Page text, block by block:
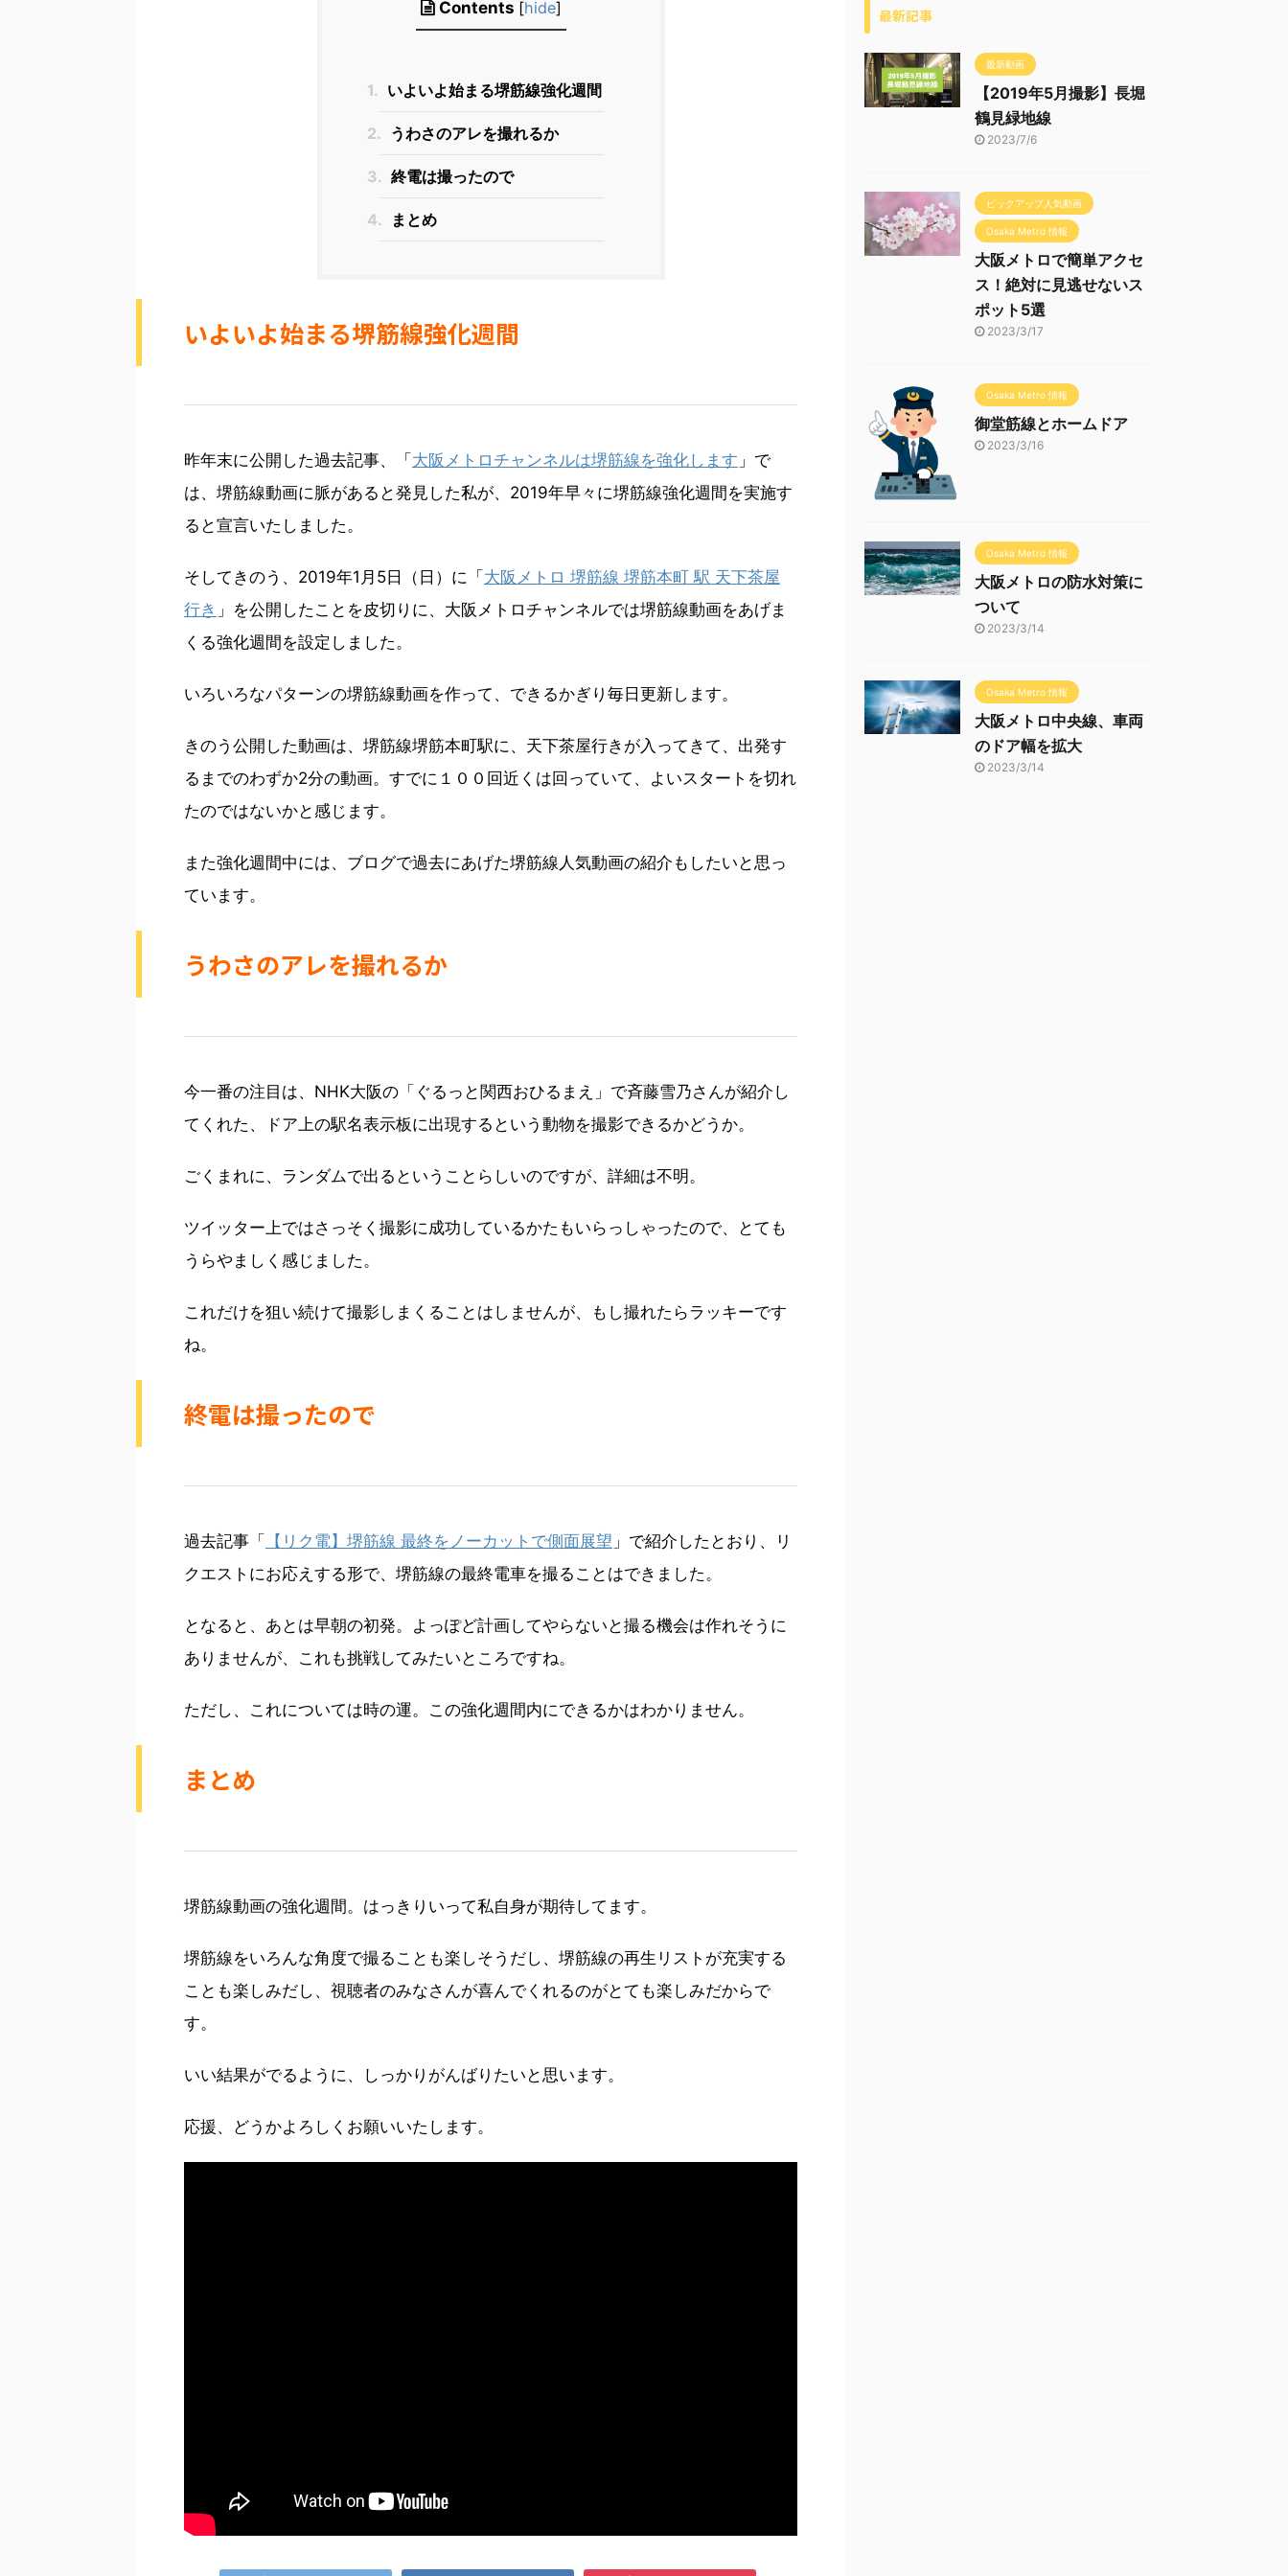
Contents [hide]
1. いよいよ始まる堺筋線強化週間
2. うわさのアレを撮れるか
3. 終電は撮ったので
4. まとめ
いよいよ始まる堺筋線強化週間
昨年末に公開した過去記事、「 大阪メトロチャンネルは堺筋線を強化します 」で
は、堺筋線動画に脈があると発見した私が、2019年早々に堺筋線強化週間を実施す
ると宣言いたしました。
そしてきのう、2019年1月5日（日）に「 大阪メトロ 堺筋線 堺筋本町 駅 天下茶屋
行き 」を公開したことを皮切りに、大阪メトロチャンネルでは堺筋線動画をあげま
くる強化週間を設定しました。
いろいろなパターンの堺筋線動画を作って、できるかぎり毎日更新します。
きのう公開した動画は、堺筋線堺筋本町駅に、天下茶屋行きが入ってきて、出発す
るまでのわずか2分の動画。すでに１００回近くは回っていて、よいスタートを切れ
たのではないかと感じます。
また強化週間中には、ブログで過去にあげた堺筋線人気動画の紹介もしたいと思っ
ています。
うわさのアレを撮れるか
今一番の注目は、NHK大阪の「ぐるっと関西おひるまえ」で斉藤雪乃さんが紹介し
てくれた、ドア上の駅名表示板に出現するという動物を撮影できるかどうか。
ごくまれに、ランダムで出るということらしいのですが、詳細は不明。
ツイッター上ではさっそく撮影に成功しているかたもいらっしゃったので、とても
うらやましく感じました。
これだけを狙い続けて撮影しまくることはしませんが、もし撮れたらラッキーです
ね。
終電は撮ったので
過去記事「 【リク電】堺筋線 最終をノーカットで側面展望 」で紹介したとおり、リ
クエストにお応えする形で、堺筋線の最終電車を撮ることはできました。
となると、あとは早朝の初発。よっぽど計画してやらないと撮る機会は作れそうに
ありませんが、これも挑戦してみたいところですね。
ただし、これについては時の運。この強化週間内にできるかはわかりません。
まとめ
堺筋線動画の強化週間。はっきりいって私自身が期待してます。
堺筋線をいろんな角度で撮ることも楽しそうだし、堺筋線の再生リストが充実する
ことも楽しみだし、視聴者のみなさんが喜んでくれるのがとても楽しみだからで
す。
いい結果がでるように、しっかりがんばりたいと思います。
応援、どうかよろしくお願いいたします。
最新記事
最新動画
【2019年5月撮影】長堀
鶴見緑地線
2023/7/6
ピックアップ人気動画
Osaka Metro 情報
大阪メトロで簡単アクセ
ス！絶対に見逃せないス
ポット5選
2023/3/17
Osaka Metro 情報
御堂筋線とホームドア
2023/3/16
Osaka Metro 情報
大阪メトロの防水対策に
ついて
2023/3/14
Osaka Metro 情報
大阪メトロ中央線、車両
のドア幅を拡大
2023/3/14